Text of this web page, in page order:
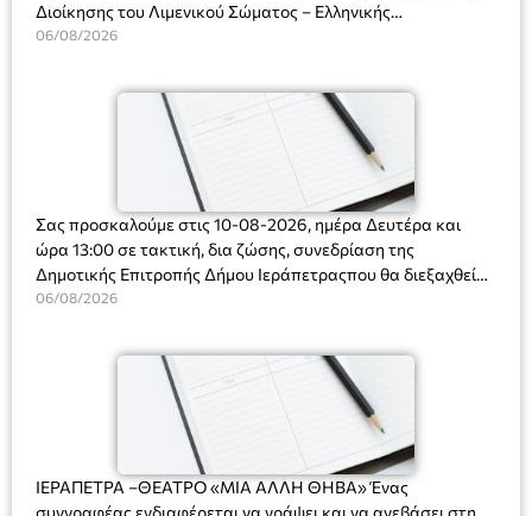
Διοίκησης του Λιμενικού Σώματος – Ελληνικής
Ακτοφυλακής (Λ.Σ.-ΕΛ.ΑΚΤ.), Αρχιπλοίαρχο Λ.Σ. κ. Ιωάννη
06/08/2026
Σας προσκαλούμε στις 10-08-2026, ημέρα Δευτέρα και
ώρα 13:00 σε τακτική, δια ζώσης, συνεδρίαση της
Δημοτικής Επιτροπής Δήμου Ιεράπετραςπου θα διεξαχθεί
στο Δημοτικό Κατάστημα, Δημοκρατίας 31 στην αίθουσα
και λήψη αποφάσεων στα παρακάτω θέματα:
06/08/2026
ΙΕΡΑΠΕΤΡΑ –ΘΕΑΤΡΟ «ΜΙΑ ΑΛΛΗ ΘΗΒΑ» Ένας